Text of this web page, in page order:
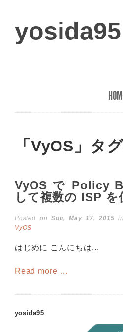
yosida95
「VyOS」タ
VyOS で Policy
して複数の ISP を
Posted on Sun, May 17, 2015
VyOS
はじめに こんにちは...
Read more …
yosida95